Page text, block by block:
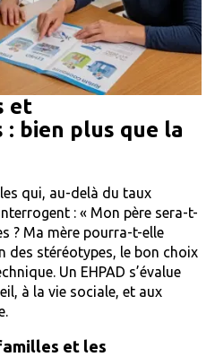
et
bien plus que la
qui, au-delà du taux
: « Mon père sera-t-
? Ma mère pourra-t-elle
des stéréotypes, le bon choix
Un EHPAD s’évalue
à la vie sociale, et aux
et les